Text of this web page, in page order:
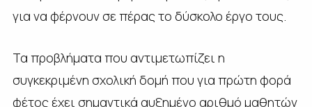
για να φέρνουν σε πέρας το δύσκολο έργο τους.
Τα προβλήματα που αντιμετωπίζει η
συγκεκριμένη σχολική δομή που για πρώτη φορά
φέτος έχει σημαντικά αυξημένο αριθμό μαθητών